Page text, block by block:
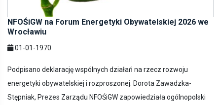
NFOŚiGW na Forum Energetyki Obywatelskiej 2026 we
Wrocławiu
01-01-1970
Podpisano deklarację wspólnych działań na rzecz rozwoju
energetyki obywatelskiej i rozproszonej. Dorota Zawadzka-
Stępniak, Prezes Zarządu NFOŚiGW zapowiedziała ogólnopolski